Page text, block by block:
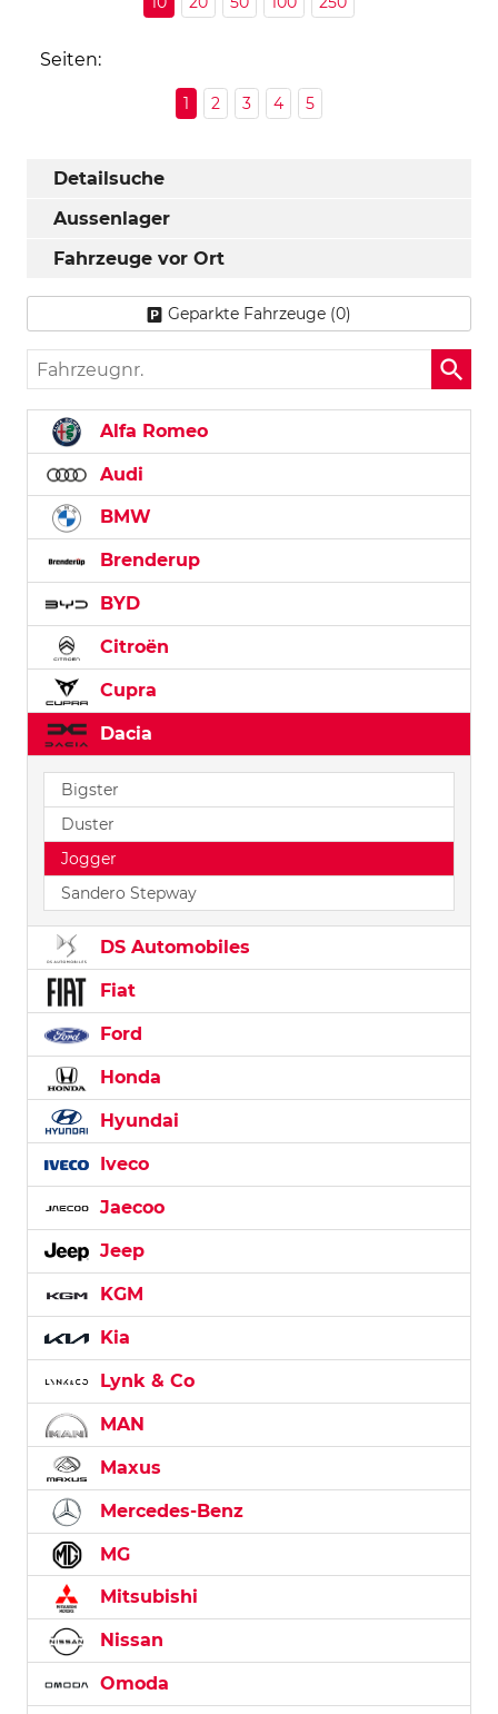
Seiten:
1 2 3 4 5
Detailsuche
Aussenlager
Fahrzeuge vor Ort
Geparkte Fahrzeuge (0)
Fahrzeugnr.
Alfa Romeo
Audi
BMW
Brenderup
BYD
Citroën
Cupra
Dacia
Bigster
Duster
Jogger
Sandero Stepway
DS Automobiles
Fiat
Ford
Honda
Hyundai
Iveco
Jaecoo
Jeep
KGM
Kia
Lynk & Co
MAN
Maxus
Mercedes-Benz
MG
Mitsubishi
Nissan
Omoda